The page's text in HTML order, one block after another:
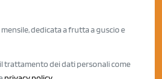
dedicata a frutta a guscio e
trattamento dei dati personali come